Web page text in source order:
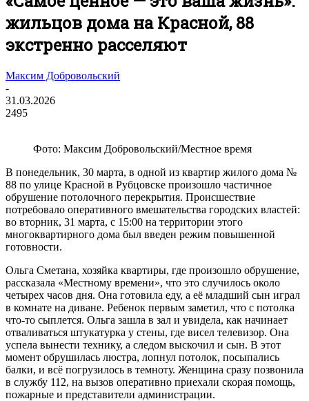
жильцов дома на Красной, 88
экстренно расселяют
Максим Добровольский
-
31.03.2026
2495
Фото: Максим Добровольский/Местное время
В понедельник, 30 марта, в одной из квартир жилого дома №
88 по улице Красной в Рубцовске произошло частичное
обрушение потолочного перекрытия. Происшествие
потребовало оперативного вмешательства городских властей:
во вторник, 31 марта, с 15:00 на территории этого
многоквартирного дома был введен режим повышенной
готовности.
Ольга Сметана, хозяйка квартиры, где произошло обрушение,
рассказала «Местному времени», что это случилось около
четырех часов дня. Она готовила еду, а её младший сын играл
в комнате на диване. Ребенок первым заметил, что с потолка
что-то сыплется. Ольга зашла в зал и увидела, как начинает
отваливаться штукатурка у стены, где висел телевизор. Она
успела вынести технику, а следом выскочил и сын. В этот
момент обрушилась люстра, лопнул потолок, посыпались
балки, и всё погрузилось в темноту. Женщина сразу позвонила
в службу 112, на вызов оперативно приехали скорая помощь,
пожарные и представители администрации.